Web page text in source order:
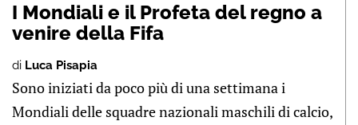
I Mondiali e il Profeta del regno a
venire della Fifa
di Luca Pisapia
Sono iniziati da poco più di una settimana i
Mondiali delle squadre nazionali maschili di calcio,